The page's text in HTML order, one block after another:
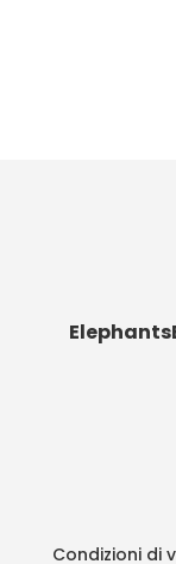
Condizioni di